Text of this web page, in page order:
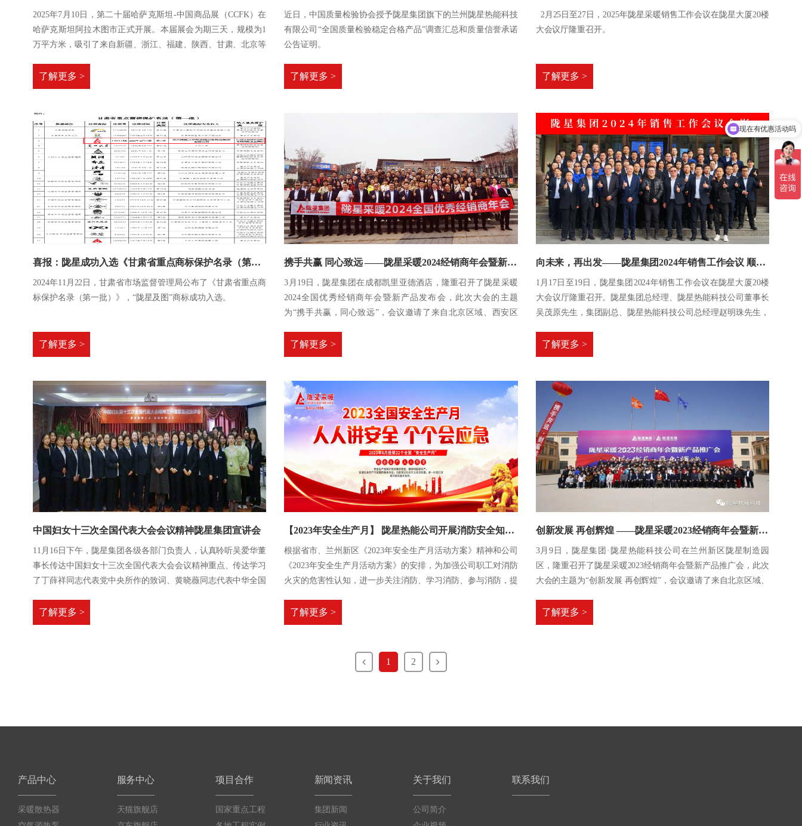
2025年7月10日，第二十届哈萨克斯坦-中国商品展（CCFK）在
哈萨克斯坦阿拉木图市正式开展。本届展会为期三天，规模为1
万平方米，吸引了来自新疆、浙江、福建、陕西、甘肃、北京等
了解更多 >
近日，中国质量检验协会授予陇星集团旗下的兰州陇星热能科技
有限公司“全国质量检验稳定合格产品”调查汇总和质量信誉承诺
公告证明。
了解更多 >
2月25日至27日，2025年陇星采暖销售工作会议在陇星大厦20楼
大会议厅隆重召开。
了解更多 >
喜报：陇星成功入选《甘肃省重点商标保护名录（第一批）》
2024年11月22日，甘肃省市场监督管理局公布了《甘肃省重点商
标保护名录（第一批）》，“陇星及图”商标成功入选。
了解更多 >
携手共赢 同心致远 ——陇星采暖2024经销商年会暨新产品发布会成功召开！
3月19日，陇星集团在成都凯里亚德酒店，隆重召开了陇星采暖
2024全国优秀经销商年会暨新产品发布会，此次大会的主题
为“携手共赢，同心致远”，会议邀请了来自北京区域、西安区
加。
了解更多 >
向未来，再出发——陇星集团2024年销售工作会议 顺利召开！
​1月17日至19日，陇星集团2024年销售工作会议在陇星大厦20楼
大会议厅隆重召开。陇星集团总经理、陇星热能科技公司董事长
吴茂原先生，集团副总、陇星热能科技公司总经理赵明珠先生，
部、热能工厂领导及部门负责人出席了此次会议。
了解更多 >
中国妇女十三次全国代表大会会议精神陇星集团宣讲会
11月16日下午，陇星集团各级各部门负责人，认真聆听吴爱华董
事长传达中国妇女十三次全国代表大会会议精神重点、传达学习
了丁薛祥同志代表党中央所作的致词、黄晓薇同志代表中华全国
了解更多 >
【2023年安全生产月】 陇星热能公司开展消防安全知识专题培训
根据省市、兰州新区《2023年安全生产月活动方案》精神和公司
《2023年安全生产月活动方案》的安排，为加强公司职工对消防
火灾的危害性认知，进一步关注消防、学习消防、参与消防，提
了解更多 >
创新发展 再创辉煌 ——陇星采暖2023经销商年会暨新产品推广会成功召开！
3月9日，陇星集团·陇星热能科技公司在兰州新区陇星制造园
区，隆重召开了陇星采暖2023经销商年会暨新产品推广会，此次
大会的主题为“创新发展 再创辉煌”，会议邀请了来自北京区域、
友及优秀工程商参加。
了解更多 >
1 2
产品中心
采暖散热器
服务中心
天猫旗舰店
项目合作
国家重点工程
新闻资讯
集团新闻
关于我们
公司简介
联系我们
现在有优惠活动吗